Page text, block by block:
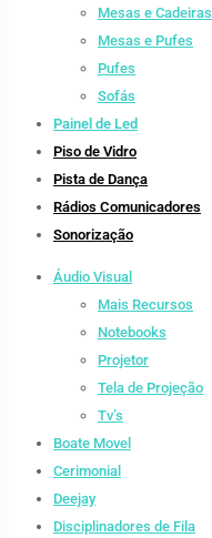
Mesas e Cadeiras
Mesas e Pufes
Pufes
Sofás
Painel de Led
Piso de Vidro
Pista de Dança
Rádios Comunicadores
Sonorização
Áudio Visual
Mais Recursos
Notebooks
Projetor
Tela de Projeção
Tv’s
Boate Movel
Cerimonial
Deejay
Disciplinadores de Fila